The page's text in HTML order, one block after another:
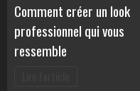
Comment créer un look
professionnel qui vous
ressemble